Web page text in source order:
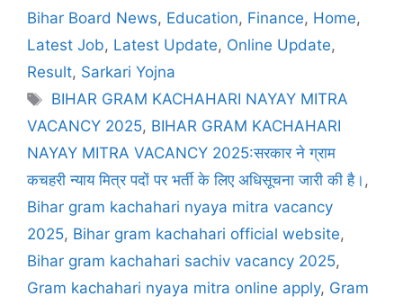
Bihar Board News, Education, Finance, Home,
Latest Job, Latest Update, Online Update,
Result, Sarkari Yojna
BIHAR GRAM KACHAHARI NAYAY MITRA
VACANCY 2025, BIHAR GRAM KACHAHARI
NAYAY MITRA VACANCY 2025:सरकार ने ग्राम
कचहरी न्याय मित्र पदों पर भर्ती के लिए अधिसूचना जारी की है। ,
Bihar gram kachahari nyaya mitra vacancy
2025, Bihar gram kachahari official website,
Bihar gram kachahari sachiv vacancy 2025,
Gram kachahari nyaya mitra online apply, Gram